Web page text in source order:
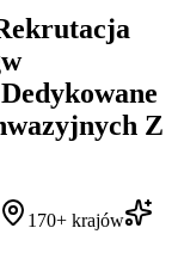
Z
170+ krajów